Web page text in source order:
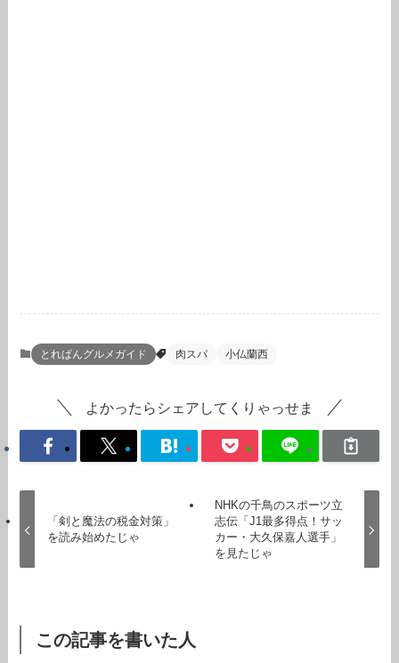
とれぱんグルメガイド 肉スパ 小仏蘭西
よかったらシェアしてくりゃっせま
「剣と魔法の税金対策」
を読み始めたじゃ
NHKの千鳥のスポーツ立
志伝「J1最多得点！サッ
カー・大久保嘉人選手」
を見たじゃ
この記事を書いた人